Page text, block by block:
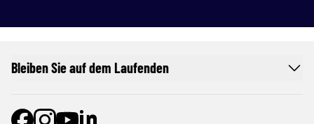
Bleiben Sie auf dem Laufenden